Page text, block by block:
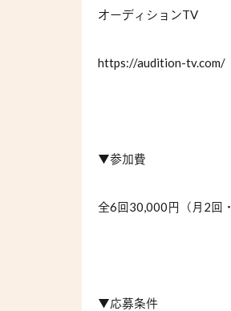
オーディションTV
https://audition-tv.com/
▼参加費
全6回30,000円（月 2回・
▼応募条件